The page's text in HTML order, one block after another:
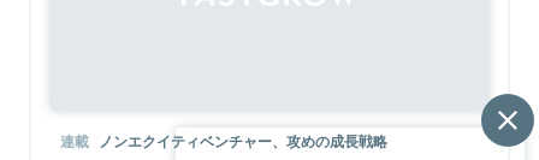
連載 ノンエクイティベンチャー、攻めの成長戦略